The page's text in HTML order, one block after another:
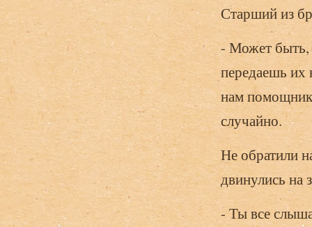
Старший из
- Может быть,
передаешь их
нам
случайно.
Не обратили
двинулись на
- Ты все